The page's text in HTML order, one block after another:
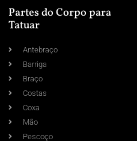
Partes do Corpo para
Tatuar
Antebraço
Barriga
Braço
Costas
Coxa
Mão
Pescoço